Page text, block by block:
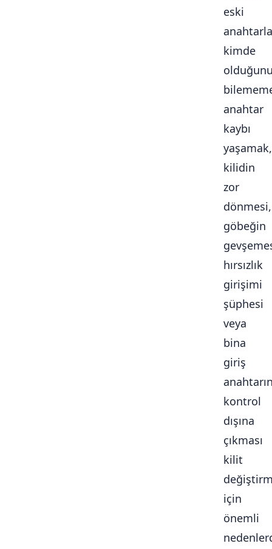
eski
kimde
anahtar
kaybı
yaşamak,
kilidin
zor
dönmesi,
göbeğin
hırsızlık
girişimi
şüphesi
veya
bina
giriş
kontrol
dışına
çıkması
kilit
için
önemli